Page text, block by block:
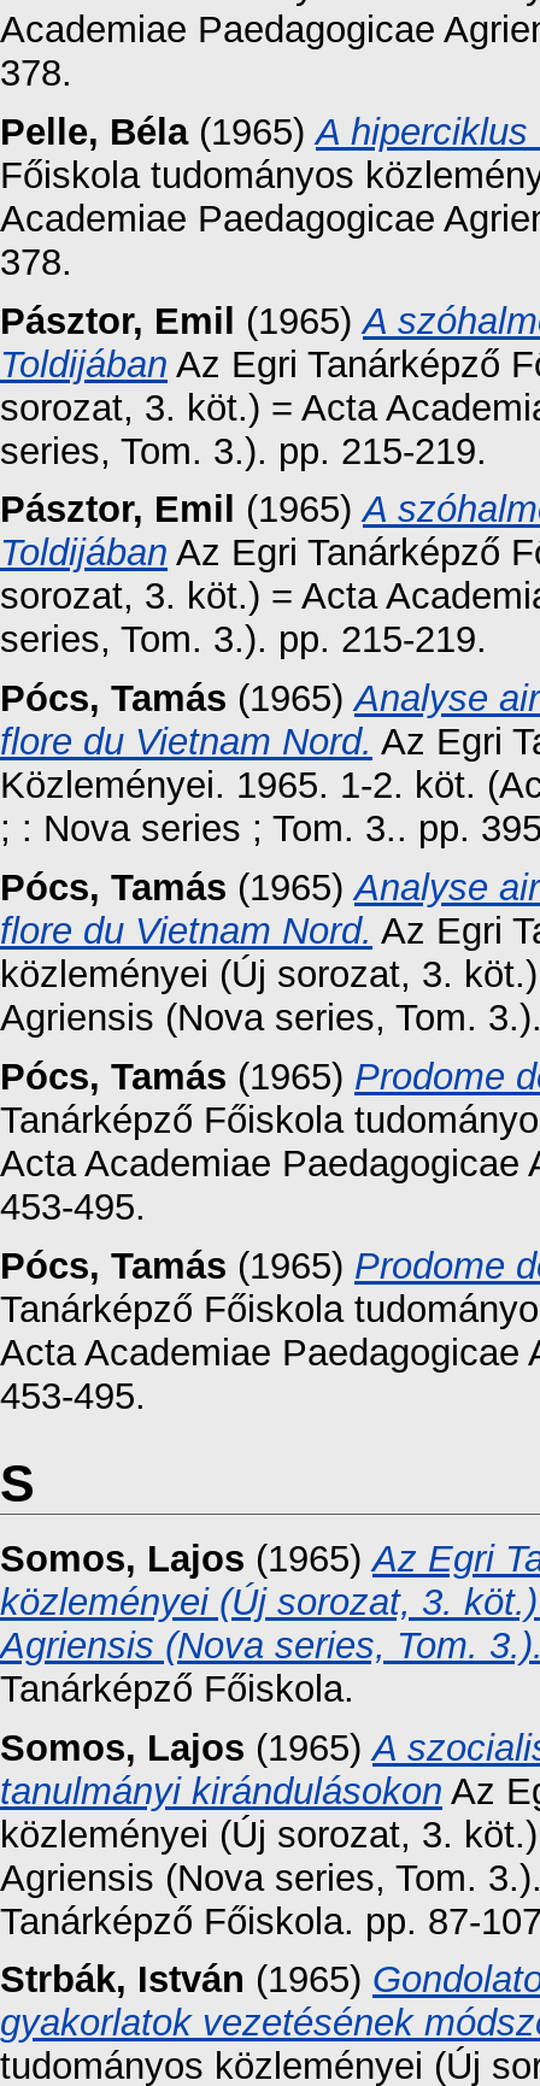
Academiae Paedagogicae
378.
Pelle, Béla(1965)A
Főiskola tudományos
Academiae Paedagogicae
378.
Pásztor, Emil (1965)A
Toldijában Az Egri Tanárképző
sorozat, 3. köt.) = Acta
series, Tom. 3.). pp. 215-219.
Pásztor, Emil
(1965)A
Toldijában Az Egri Tanárképző
sorozat, 3. köt.) = Acta
series, Tom. 3.). pp. 215-219.
Pócs, Tamás (1965)Analyse
flore du Vietnam Nord. Az Egri
Közleményei. 1965. 1-2. köt.
; : Nova series ; Tom. 3.. pp.
Pócs, Tamás (1965)Analyse
flore du Vietnam Nord. Az Egri
közleményei (Új sorozat, 3.
Agriensis (Nova series, Tom.
Pócs, Tamás (1965) Prodome
Tanárképző Főiskola
Acta Academiae Paedagogicae
453-495.
Pócs, Tamás (1965) Prodome
Tanárképző Főiskola
Acta Academiae Paedagogicae
453-495.
S
Somos, Lajos (1965)Az Egri
közleményei (Új sorozat, 3.
Agriensis (Nova series, Tom.
Tanárképző Főiskola.
Somos, Lajos (1965)A
tanulmányi kirándulásokon Az
közleményei (Új sorozat, 3.
Agriensis (Nova series, Tom.
Tanárképző Főiskola. pp. 87-
Strbák, István (1965)
gyakorlatok vezetésének
tudományos közleményei (Új